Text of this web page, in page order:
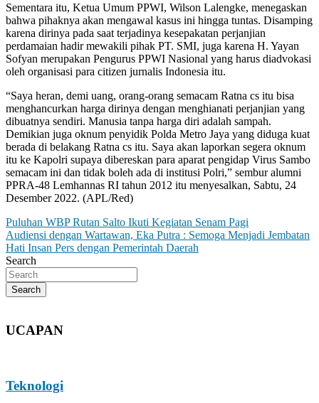
Sementara itu, Ketua Umum PPWI, Wilson Lalengke, menegaskan
bahwa pihaknya akan mengawal kasus ini hingga tuntas. Disamping
karena dirinya pada saat terjadinya kesepakatan perjanjian
perdamaian hadir mewakili pihak PT. SMI, juga karena H. Yayan
Sofyan merupakan Pengurus PPWI Nasional yang harus diadvokasi
oleh organisasi para citizen jurnalis Indonesia itu.
“Saya heran, demi uang, orang-orang semacam Ratna cs itu bisa
menghancurkan harga dirinya dengan menghianati perjanjian yang
dibuatnya sendiri. Manusia tanpa harga diri adalah sampah.
Demikian juga oknum penyidik Polda Metro Jaya yang diduga kuat
berada di belakang Ratna cs itu. Saya akan laporkan segera oknum
itu ke Kapolri supaya dibereskan para aparat pengidap Virus Sambo
semacam ini dan tidak boleh ada di institusi Polri,” sembur alumni
PPRA-48 Lemhannas RI tahun 2012 itu menyesalkan, Sabtu, 24
Desember 2022. (APL/Red)
Post
navigation
Puluhan WBP Rutan Salto Ikuti Kegiatan Senam Pagi
Audiensi dengan Wartawan, Eka Putra : Semoga Menjadi Jembatan
Hati Insan Pers dengan Pemerintah Daerah
Search
Search
UCAPAN
Teknologi